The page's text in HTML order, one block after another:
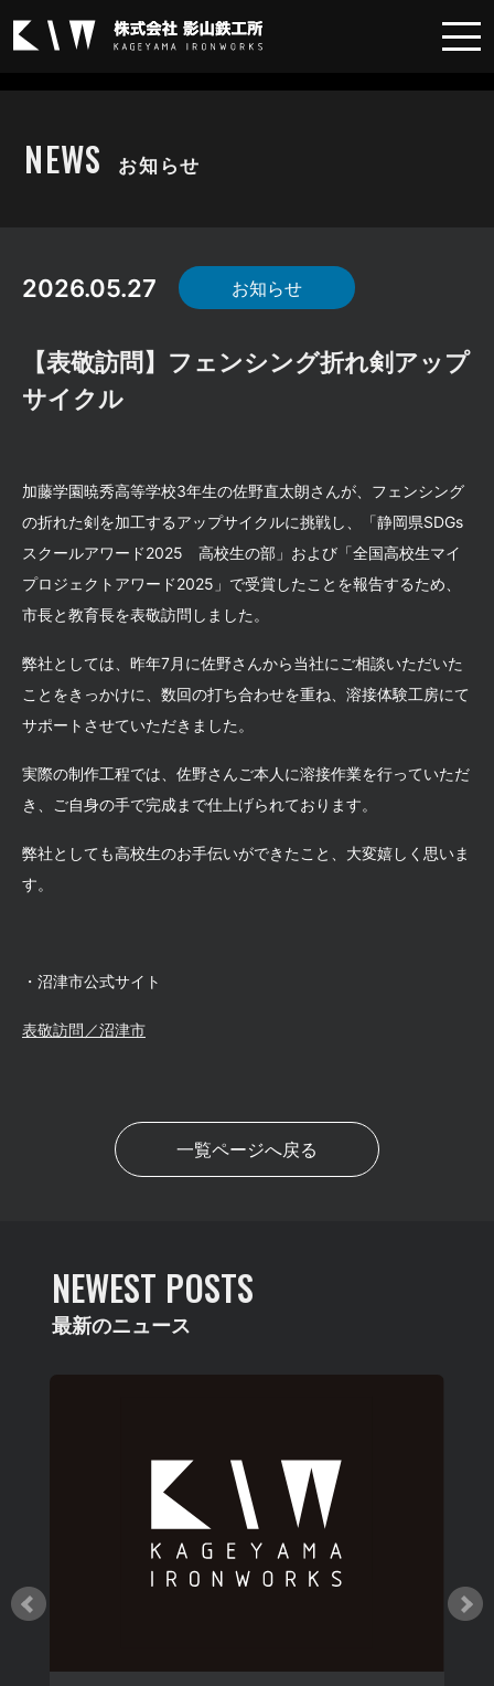
NEWS お知らせ
2026.05.27 お知らせ
【表敬訪問】フェンシング折れ剣アップ
サイクル
加藤学園暁秀高等学校3年生の佐野直太朗さんが、フェンシング
の折れた剣を加工するアップサイクルに挑戦し、「静岡県SDGs
スクールアワード2025 高校生の部」および「全国高校生マイ
プロジェクトアワード2025 」で受賞したことを報告するため、
市長と教育長を表敬訪問しました 。
弊社としては、昨年7月に佐野さんから当社にご相談いただいた
ことをきっかけに、数回の打ち合わせを重ね、溶接体験工房にて
サポートさせていただきました 。
実際の制作工程では、佐野さんご本人に溶接作業を行っていただ
き、ご自身の手で完成まで仕上げられております。
弊社としても高校生のお手伝いができたこと、大変嬉しく思いま
す。
・沼津市公式サイト
表敬訪問／沼津市
一覧ページへ戻る
NEWEST POSTS
最新のニュース